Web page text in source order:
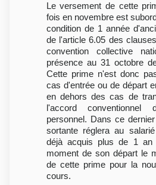
Le versement de cette
fois en novembre est
condition de 1 année
de l'article 6.05 des
convention collective
présence au 31 octobre
Cette prime n'est donc
cas d'entrée ou de départ
en dehors des cas de
l'accord
personnel. Dans ce
sortante réglera au
déjà acquis plus de 1 an
moment de son départ le
de cette prime pour la
cours.